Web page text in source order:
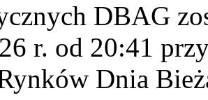
DBAG
r. od 20:41
Dnia